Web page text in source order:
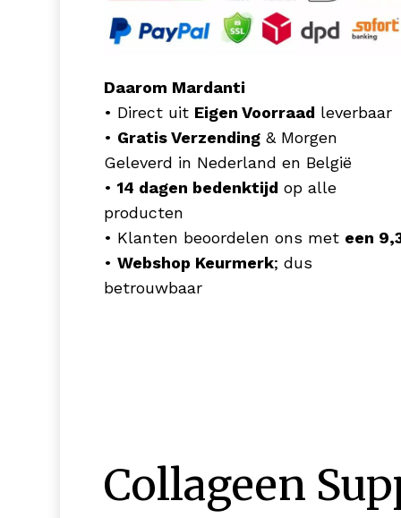
Daarom Mardanti
• Direct uit Eigen Voorraad leverbaar
• Gratis Verzending& Morgen
Geleverd in Nederland en België
• 14 dagen bedenktijd op alle
producten
• Klanten beoordelen ons met een
• Webshop Keurmerk; dus
betrouwbaar
Collageen